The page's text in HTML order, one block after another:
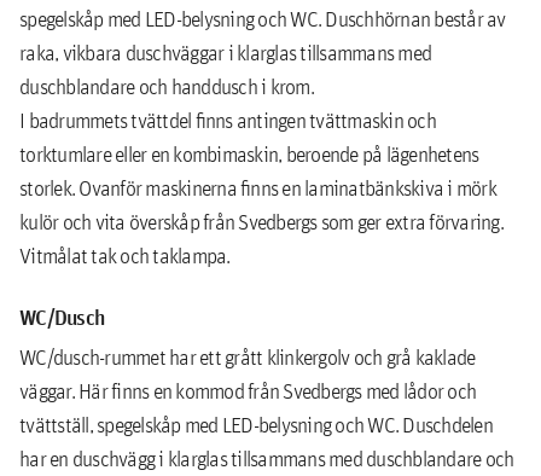
spegelskåp med LED-belysning och WC. Duschhörnan består av
raka, vikbara duschväggar i klarglas tillsammans med
duschblandare och handdusch i krom.
I badrummets tvättdel ﬁnns antingen tvättmaskin och
torktumlare eller en kombimaskin, beroende på lägenhetens
storlek. Ovanför maskinerna ﬁnns en laminatbänkskiva i mörk
kulör och vita överskåp från Svedbergs som ger extra förvaring.
Vitmålat tak och taklampa.
WC/Dusch
WC/dusch-rummet har ett grått klinkergolv och grå kaklade
väggar. Här finns en kommod från Svedbergs med lådor och
tvättställ, spegelskåp med LED-belysning och WC. Duschdelen
har en duschvägg i klarglas tillsammans med duschblandare och